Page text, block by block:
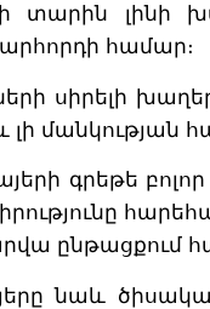
տարին լինի
համար։
սիրելի
լի մանկության
գրեթե
ընթացքում
նաև